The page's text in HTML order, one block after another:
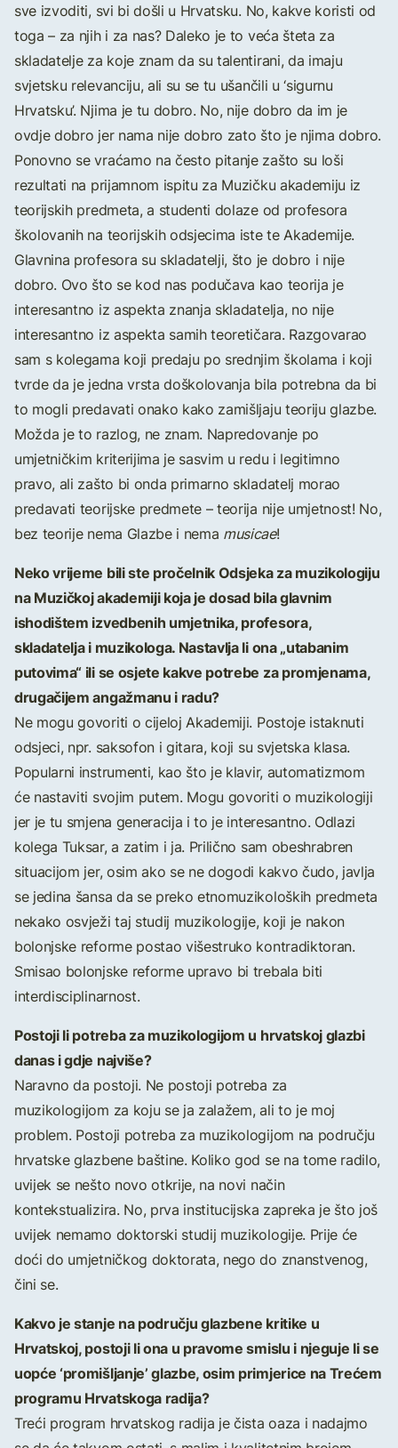
sve izvoditi, svi bi došli u Hrvatsku. No, kakve koristi od
toga – za njih i za nas? Daleko je to veća šteta za
skladatelje za koje znam da su talentirani, da imaju
svjetsku relevanciju, ali su se tu ušančili u ‘sigurnu
Hrvatsku’. Njima je tu dobro. No, nije dobro da im je
ovdje dobro jer nama nije dobro zato što je njima dobro.
Ponovno se vraćamo na često pitanje zašto su loši
rezultati na prijamnom ispitu za Muzičku akademiju iz
teorijskih predmeta, a studenti dolaze od profesora
školovanih na teorijskih odsjecima iste te Akademije.
Glavnina profesora su skladatelji, što je dobro i nije
dobro. Ovo što se kod nas podučava kao teorija je
interesantno iz aspekta znanja skladatelja, no nije
interesantno iz aspekta samih teoretičara. Razgovarao
sam s kolegama koji predaju po srednjim školama i koji
tvrde da je jedna vrsta doškolovanja bila potrebna da bi
to mogli predavati onako kako zamišljaju teoriju glazbe.
Možda je to razlog, ne znam. Napredovanje po
umjetničkim kriterijima je sasvim u redu i legitimno
pravo, ali zašto bi onda primarno skladatelj morao
predavati teorijske predmete – teorija nije umjetnost! No,
bez teorije nema Glazbe i nema musicae!
Neko vrijeme bili ste pročelnik Odsjeka za muzikologiju
na Muzičkoj akademiji koja je dosad bila glavnim
ishodištem izvedbenih umjetnika, profesora,
skladatelja i muzikologa. Nastavlja li ona „utabanim
putovima“ ili se osjete kakve potrebe za promjenama,
drugačijem angažmanu i radu?
Ne mogu govoriti o cijeloj Akademiji. Postoje istaknuti
odsjeci, npr. saksofon i gitara, koji su svjetska klasa.
Popularni instrumenti, kao što je klavir, automatizmom
će nastaviti svojim putem. Mogu govoriti o muzikologiji
jer je tu smjena generacija i to je interesantno. Odlazi
kolega Tuksar, a zatim i ja. Prilično sam obeshrabren
situacijom jer, osim ako se ne dogodi kakvo čudo, javlja
se jedina šansa da se preko etnomuzikoloških predmeta
nekako osvježi taj studij muzikologije, koji je nakon
bolonjske reforme postao višestruko kontradiktoran.
Smisao bolonjske reforme upravo bi trebala biti
interdisciplinarnost.
Postoji li potreba za muzikologijom u hrvatskoj glazbi
danas i gdje najviše?
Naravno da postoji. Ne postoji potreba za
muzikologijom za koju se ja zalažem, ali to je moj
problem. Postoji potreba za muzikologijom na području
hrvatske glazbene baštine. Koliko god se na tome radilo,
uvijek se nešto novo otkrije, na novi način
kontekstualizira. No, prva institucijska zapreka je što još
uvijek nemamo doktorski studij muzikologije. Prije će
doći do umjetničkog doktorata, nego do znanstvenog,
čini se.
Kakvo je stanje na području glazbene kritike u
Hrvatskoj, postoji li ona u pravome smislu i njeguje li se
uopće ‘promišljanje’ glazbe, osim primjerice na Trećem
programu Hrvatskoga radija?
Treći program hrvatskog radija je čista oaza i nadajmo